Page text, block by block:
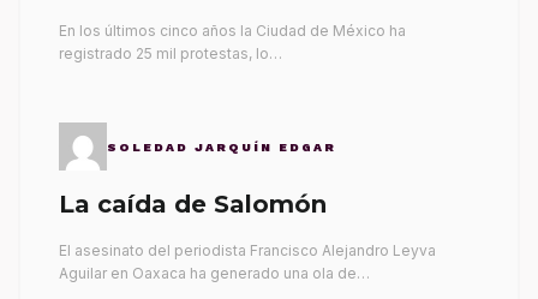
En los últimos cinco años la Ciudad de México ha
registrado 25 mil protestas, lo…
SOLEDAD JARQUÍN EDGAR
La caída de Salomón
El asesinato del periodista Francisco Alejandro Leyva
Aguilar en Oaxaca ha generado una ola de…